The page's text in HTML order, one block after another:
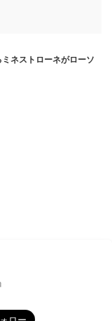
ネストローネがローソ